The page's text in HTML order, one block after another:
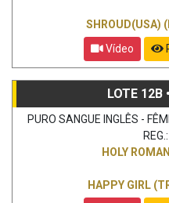
SHROUD(USA)
Vídeo
LOTE 12B
PURO SANGUE INGLÊS -
HOLY
HAPPY GIRL